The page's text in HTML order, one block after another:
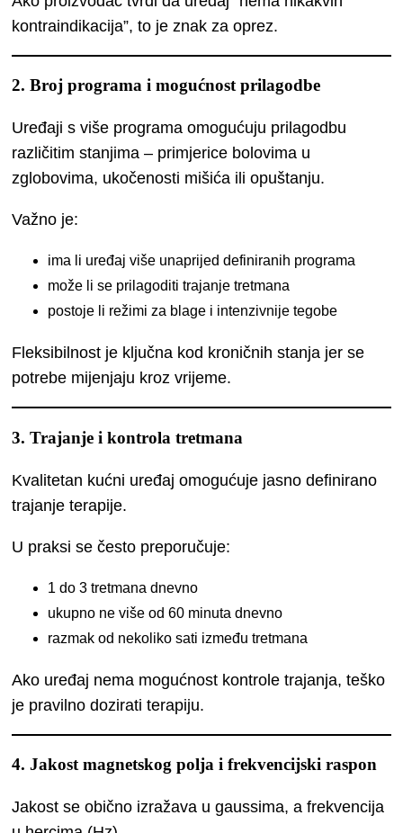
kontraindikacija”, to je znak za oprez.
2. Broj programa i mogućnost prilagodbe
Uređaji s više programa omogućuju prilagodbu
različitim stanjima – primjerice bolovima u
zglobovima, ukočenosti mišića ili opuštanju.
Važno je:
ima li uređaj više unaprijed definiranih programa
može li se prilagoditi trajanje tretmana
postoje li režimi za blage i intenzivnije tegobe
Fleksibilnost je ključna kod kroničnih stanja jer se
potrebe mijenjaju kroz vrijeme.
3. Trajanje i kontrola tretmana
Kvalitetan kućni uređaj omogućuje jasno definirano
trajanje terapije.
U praksi se često preporučuje:
1 do 3 tretmana dnevno
ukupno ne više od 60 minuta dnevno
razmak od nekoliko sati između tretmana
Ako uređaj nema mogućnost kontrole trajanja, teško
je pravilno dozirati terapiju.
4. Jakost magnetskog polja i frekvencijski raspon
Jakost se obično izražava u gaussima, a frekvencija